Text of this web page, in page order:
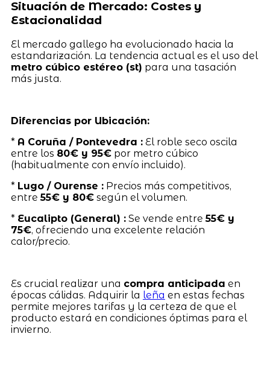
Situación de Mercado: Costes y
Estacionalidad
El mercado gallego ha evolucionado hacia la
estandarización. La tendencia actual es el uso del
metro cúbico estéreo (st) para una tasación
más justa.
Diferencias por Ubicación:
* A Coruña / Pontevedra :El roble seco oscila
entre los 80€ y 95€por metro cúbico
(habitualmente con envío incluido).
* Lugo / Ourense :Precios más competitivos,
entre55€ y 80€según el volumen.
* Eucalipto (General) :Se vende entre55€ y
75€, ofreciendo una excelente relación
calor/precio.
Es crucial realizar una compra anticipada en
épocas cálidas. Adquirir la leña en estas fechas
permite mejores tarifas y la certeza de que el
producto estará en condiciones óptimas para el
invierno.